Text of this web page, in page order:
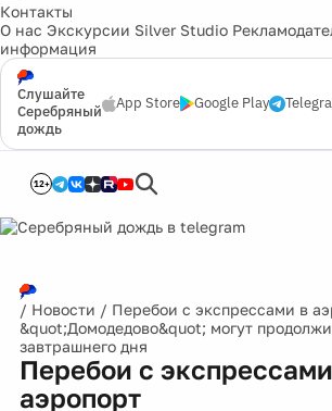
Контакты
О нас Экскурсии Silver Studio
информация
Слушайте
Серебряный
дождь
App Store Google Play
12+
/ Новости / Перебои с экспрессами в
&quot;Домодедово&quot; могут
завтрашнего дня
Перебои с
аэропорт